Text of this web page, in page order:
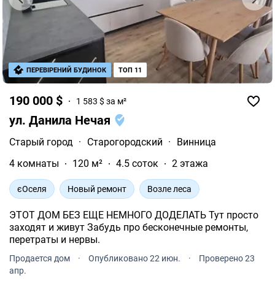
190 000 $ 1 583 $ за м²
ул. Данила Нечая
Старый город · Старогородский ·
Винница
4 комнаты
120 м² 4.5 соток 2 этажа
єОселя Новый ремонт Возле леса
ЭТОТ ДОМ БЕЗ ЕЩЕ НЕМНОГО ДОДЕЛАТЬ Тут просто
заходят и живут Забудь про бесконечные ремонты,
перетраты и нервы.
Продается дом · Опубликовано 22 июн. ·
Проверено 23
апр.
ПЕРЕВІРЕНИЙ БУДИНОК ТОП 11